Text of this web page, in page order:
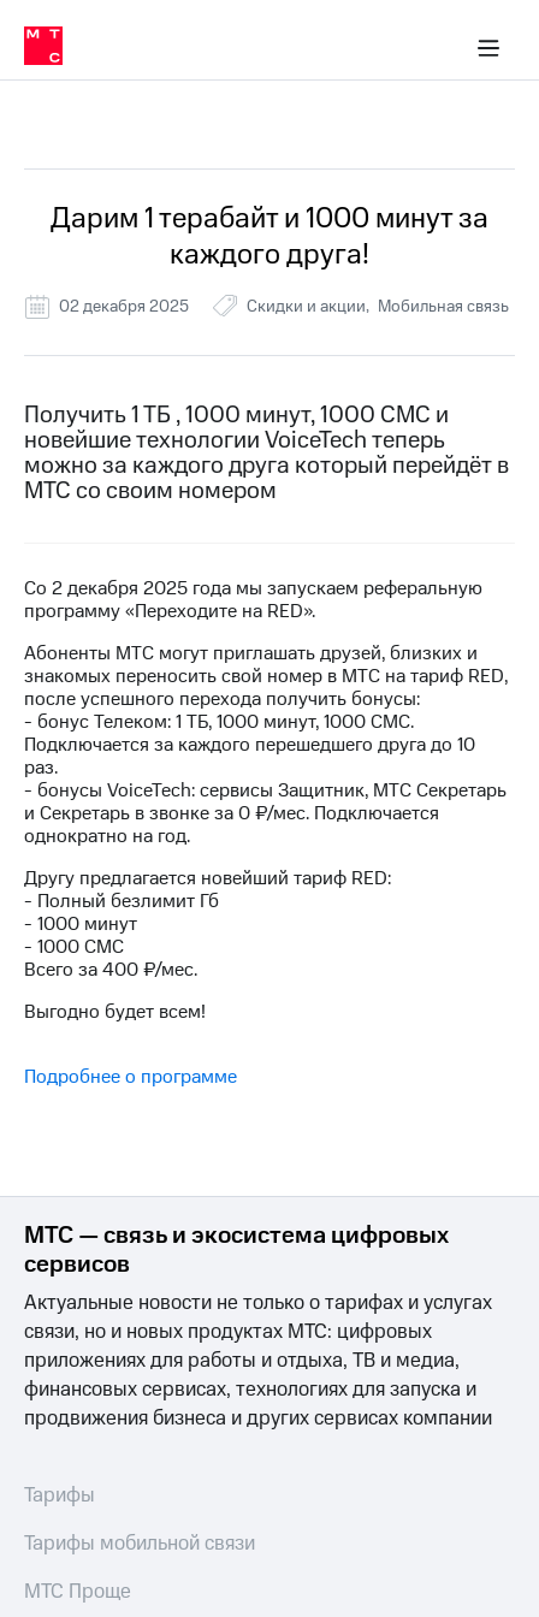
связь
Сервисы и подписки
30% на связь
кабинеты
Мобильная
и
Спутниковое
МТС
номер
в МТС
Тарифы
Роуминг
Семейная
группа
Заказать
SIM-
Оформить
eSIM
SIM-
карта
для
иностранцев
чистый
Выбрать
SIM-
Перейти
eSIM
Для дома
Спутниковое ТВ
Выберите
и подключите
ТВ и телефон
для дома
в МТС
Услуги
приложение
Мой
МТС
Акции
Тарифы
RED,
РИИЛ
и МТС
Супер
дешевле
при
с карты
МТС
Деньги
Спутниковое ТВ
Выберите
и подключите
ТВ
тарифом
Интернет,
Личный
спутникового
ТВ
приложение
Мой
МТС
МТС
Premium
музыка
и многое
другое
Дарим 1 терабайт и 1000 минут за
каждого друга!
02 декабря 2025 Скидки и акции Мобильная связь
Получить 1 ТБ , 1000 минут, 1000 СМС и
новейшие технологии VoiceTech теперь
можно за каждого друга который перейдёт в
МТС со своим номером
Cо 2 декабря 2025 года мы запускаем реферальную
программу «Переходите на RED».
Абоненты МТС могут приглашать друзей, близких и
знакомых переносить свой номер в МТС на тариф RED,
после успешного перехода получить бонусы:
- бонус Телеком: 1 ТБ, 1000 минут, 1000 СМС.
Подключается за каждого перешедшего друга до 10
раз.
- бонусы VoiceTech: сервисы Защитник, МТС Секретарь
и Секретарь в звонке за 0 ₽/мес. Подключается
однократно на год.
Другу предлагается новейший тариф RED:
- Полный безлимит Гб
- 1000 минут
- 1000 СМС
Всего за 400 ₽/мес.
Выгодно будет всем!
Подробнее о программе
МТС — связь и экосистема цифровых
сервисов
Актуальные новости не только о тарифах и услугах
связи, но и новых продуктах МТС: цифровых
приложениях для работы и отдыха, ТВ и медиа,
финансовых сервисах, технологиях для запуска и
продвижения бизнеса и других сервисах компании
Тарифы
Тарифы мобильной связи
МТС Проще